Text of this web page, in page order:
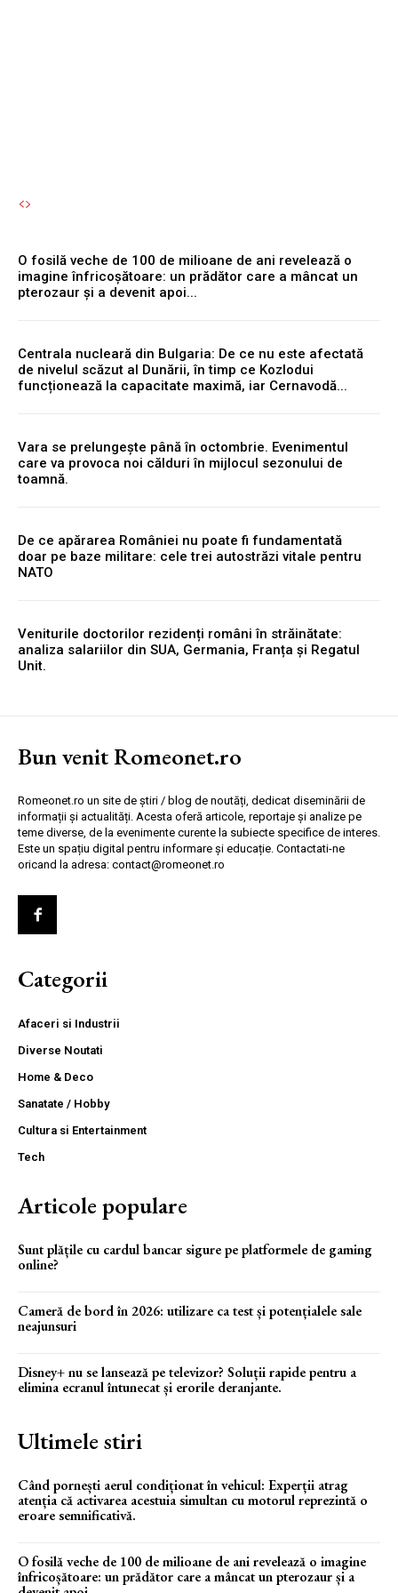
O fosilă veche de 100 de milioane de ani revelează o
imagine înfricoșătoare: un prădător care a mâncat un
pterozaur și a devenit apoi...
Centrala nucleară din Bulgaria: De ce nu este afectată
de nivelul scăzut al Dunării, în timp ce Kozlodui
funcționează la capacitate maximă, iar Cernavodă...
Vara se prelungește până în octombrie. Evenimentul
care va provoca noi călduri în mijlocul sezonului de
toamnă.
De ce apărarea României nu poate fi fundamentată
doar pe baze militare: cele trei autostrăzi vitale pentru
NATO
Veniturile doctorilor rezidenți români în străinătate:
analiza salariilor din SUA, Germania, Franța și Regatul
Unit.
Bun venit Romeonet.ro
Romeonet.ro un site de știri / blog de noutăți, dedicat diseminării de
informații și actualități. Acesta oferă articole, reportaje și analize pe
teme diverse, de la evenimente curente la subiecte specifice de interes.
Este un spațiu digital pentru informare și educație. Contactati-ne
oricand la adresa: contact@romeonet.ro
Categorii
Afaceri si Industrii
Diverse Noutati
Home & Deco
Sanatate / Hobby
Cultura si Entertainment
Tech
Articole populare
Sunt plățile cu cardul bancar sigure pe platformele de gaming
online?
Cameră de bord în 2026: utilizare ca test și potențialele sale
neajunsuri
Disney+ nu se lansează pe televizor? Soluții rapide pentru a
elimina ecranul întunecat și erorile deranjante.
Ultimele stiri
Când pornești aerul condiționat în vehicul: Experții atrag
atenția că activarea acestuia simultan cu motorul reprezintă o
eroare semnificativă.
O fosilă veche de 100 de milioane de ani revelează o imagine
înfricoșătoare: un prădător care a mâncat un pterozaur și a